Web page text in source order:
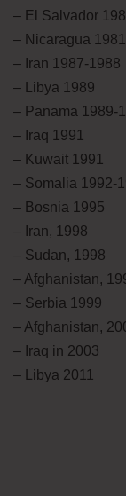
– El Salvador
– Nicaragua
– Iran 1987-1988
– Libya 1989
– Panama 1989-
– Iraq 1991
– Kuwait 1991
– Somalia 1992-
– Bosnia 1995
– Iran, 1998
– Sudan, 1998
– Afghanistan,
– Serbia 1999
– Afghanistan,
– Iraq in 2003
– Libya 2011